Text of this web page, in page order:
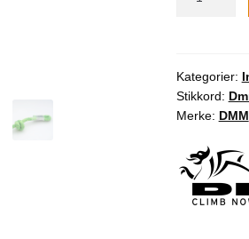
Kategorier:
Stikkord:
Merke: DMM